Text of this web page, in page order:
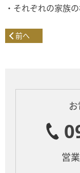
・それぞれの家族
前へ
営